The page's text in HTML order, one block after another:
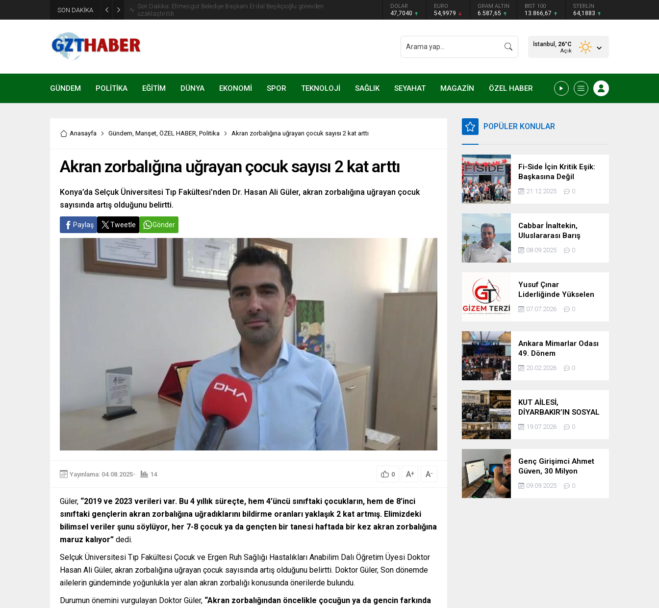
SON DAKİKA
Son Dakika: Etimesgut Belediye Başkanı Erdal Beşikçioğlu görevden
uzaklaştırıldı
DOLAR
47,7040
EURO
54,9979
GRAM ALTIN
6.587,65
BIST 100
13.866,67
STERLİN
64,1883
İstanbul, 26°C
Açık
GÜNDEM POLİTİKA EĞİTİM DÜNYA EKONOMİ SPOR TEKNOLOJİ SAĞLIK SEYAHAT MAGAZİN ÖZEL HABER
Anasayfa Gündem, Manşet, ÖZEL HABER, Politika Akran zorbalığına uğrayan çocuk sayısı 2 kat arttı
Akran zorbalığına uğrayan çocuk sayısı 2 kat arttı
Konya’da Selçuk Üniversitesi Tıp Fakültesi’nden Dr. Hasan Ali Güler, akran zorbalığına uğrayan çocuk
sayısında artış olduğunu belirtti.
Paylaş Tweetle Gönder
Yayınlama: 04.08.2025 14 0 A+ A-
Güler, “2019 ve 2023 verileri var. Bu 4 yıllık süreçte, hem 4’üncü sınıftaki çocukların, hem de 8’inci
sınıftaki gençlerin akran zorbalığına uğradıklarını bildirme oranları yaklaşık 2 kat artmış. Elimizdeki
bilimsel veriler şunu söylüyor, her 7-8 çocuk ya da gençten bir tanesi haftada bir kez akran zorbalığına
maruz kalıyor” dedi.
Selçuk Üniversitesi Tıp Fakültesi Çocuk ve Ergen Ruh Sağlığı Hastalıkları Anabilim Dalı Öğretim Üyesi Doktor
Hasan Ali Güler, akran zorbalığına uğrayan çocuk sayısında artış olduğunu belirtti. Doktor Güler, Son dönemde
ailelerin gündeminde yoğunlukla yer alan akran zorbalığı konusunda önerilerde bulundu.
Durumun önemini vurgulayan Doktor Güler, “Akran zorbalığından öncelikle çocuğun ya da gencin farkında
POPÜLER KONULAR
Fi-Side İçin Kritik Eşik:
Başkasına Değil
Kendimize Güvenme
Zamanı
21.12.2025 0
Cabbar İnaltekin,
Uluslararası Barış
Hareketi Silifke İlçe
Başkanlığı’na Atandı
08.09.2025 0
Yusuf Çınar
Liderliğinde Yükselen
Marka: Gizem Terzi’de
Kalite Standartları
07.07.2026 0
Ankara Mimarlar Odası
49. Dönem
Seçimlerinde Turuncu
Liste Güven Tazeledi
20.02.2026 0
KUT AİLESİ,
DİYARBAKIR’IN SOSYAL
YAPISINDA GÜÇLÜ
YERİNİ KORUYOR
19.07.2026 0
Genç Girişimci Ahmet
Güven, 30 Milyon
Etkileşimin Ardındaki
İsim!
09.09.2025 0